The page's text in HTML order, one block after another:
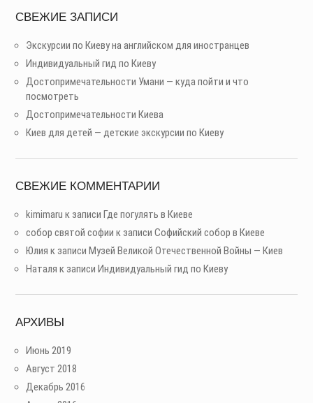
СВЕЖИЕ ЗАПИСИ
Экскурсии по Киеву на английском для иностранцев
Индивидуальный гид по Киеву
Достопримечательности Умани — куда пойти и что
посмотреть
Достопримечательности Киева
Киев для детей — детские экскурсии по Киеву
СВЕЖИЕ КОММЕНТАРИИ
kimimaru к записиГде погулять в Киеве
собор святой софии к записиСофийский собор в Киеве
Юлия к записиМузей Великой Отечественной Войны — Киев
Наталя к записиИндивидуальный гид по Киеву
АРХИВЫ
Июнь 2019
Август 2018
Декабрь 2016